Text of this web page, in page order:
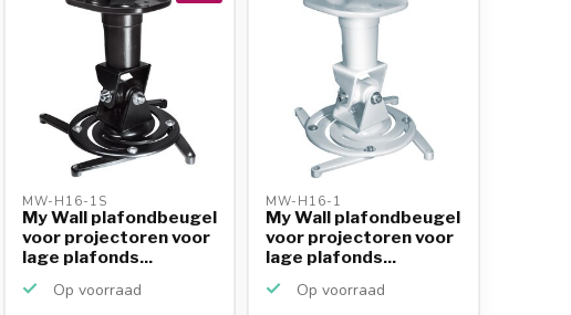
MW-H16-1S
My Wall plafondbeugel
voor projectoren voor
lage plafonds...
Op voorraad
MW-H16-1
My Wall plafondbeugel
voor projectoren voor
lage plafonds...
Op voorraad